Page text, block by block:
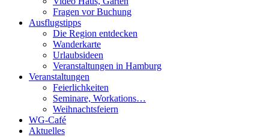
Fragen vor Buchung
Ausflugstipps
Die Region entdecken
Wanderkarte
Urlaubsideen
Veranstaltungen in Hamburg
Veranstaltungen
Feierlichkeiten
Seminare, Workations…
Weihnachtsfeiern
WG-Café
Aktuelles